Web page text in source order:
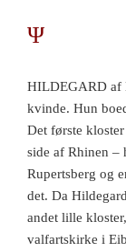
Ψ
HILDEGARD af
kvinde. Hun
Det første
side af Rhinen –
Rupertsberg og
det. Da
andet lille
valfartskirke i